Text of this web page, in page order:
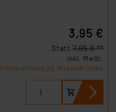
3,95 €
Statt 7,95 € **
inkl. MwSt.
Informationen zu Versandkosten